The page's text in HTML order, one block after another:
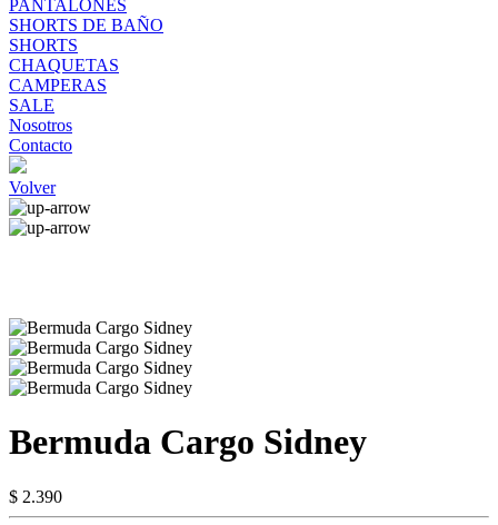
PANTALONES
SHORTS DE BAÑO
SHORTS
CHAQUETAS
CAMPERAS
SALE
Nosotros
Contacto
Volver
Bermuda Cargo Sidney
$ 2.390